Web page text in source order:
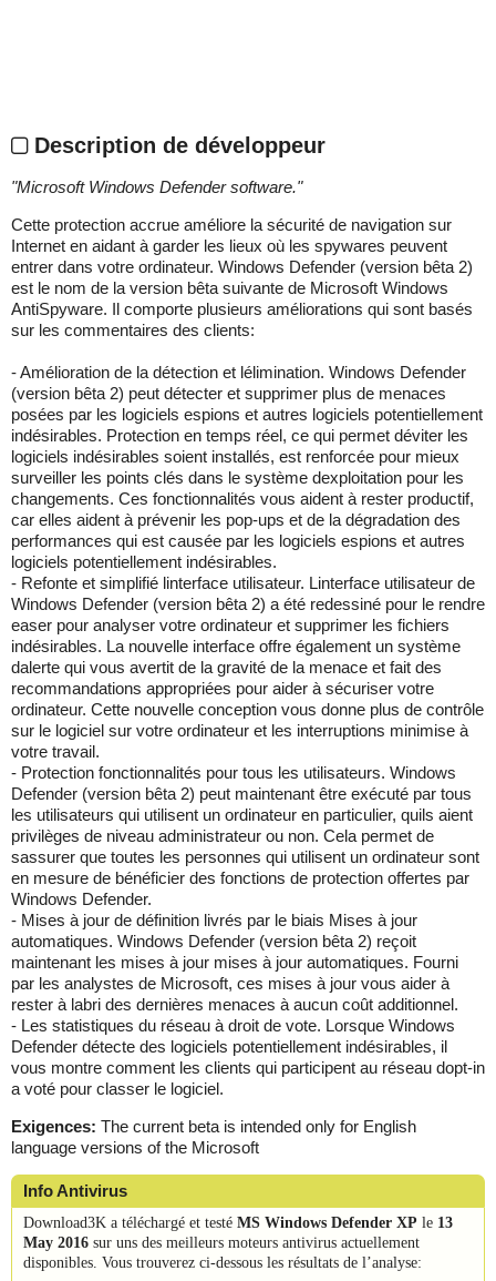
Description de développeur
"Microsoft Windows Defender software."
Cette protection accrue améliore la sécurité de navigation sur
Internet en aidant à garder les lieux où les spywares peuvent
entrer dans votre ordinateur. Windows Defender (version bêta 2)
est le nom de la version bêta suivante de Microsoft Windows
AntiSpyware. Il comporte plusieurs améliorations qui sont basés
sur les commentaires des clients:
- Amélioration de la détection et lélimination. Windows Defender
(version bêta 2) peut détecter et supprimer plus de menaces
posées par les logiciels espions et autres logiciels potentiellement
indésirables. Protection en temps réel, ce qui permet déviter les
logiciels indésirables soient installés, est renforcée pour mieux
surveiller les points clés dans le système dexploitation pour les
changements. Ces fonctionnalités vous aident à rester productif,
car elles aident à prévenir les pop-ups et de la dégradation des
performances qui est causée par les logiciels espions et autres
logiciels potentiellement indésirables.
- Refonte et simplifié linterface utilisateur. Linterface utilisateur de
Windows Defender (version bêta 2) a été redessiné pour le rendre
easer pour analyser votre ordinateur et supprimer les fichiers
indésirables. La nouvelle interface offre également un système
dalerte qui vous avertit de la gravité de la menace et fait des
recommandations appropriées pour aider à sécuriser votre
ordinateur. Cette nouvelle conception vous donne plus de contrôle
sur le logiciel sur votre ordinateur et les interruptions minimise à
votre travail.
- Protection fonctionnalités pour tous les utilisateurs. Windows
Defender (version bêta 2) peut maintenant être exécuté par tous
les utilisateurs qui utilisent un ordinateur en particulier, quils aient
privilèges de niveau administrateur ou non. Cela permet de
sassurer que toutes les personnes qui utilisent un ordinateur sont
en mesure de bénéficier des fonctions de protection offertes par
Windows Defender.
- Mises à jour de définition livrés par le biais Mises à jour
automatiques. Windows Defender (version bêta 2) reçoit
maintenant les mises à jour mises à jour automatiques. Fourni
par les analystes de Microsoft, ces mises à jour vous aider à
rester à labri des dernières menaces à aucun coût additionnel.
- Les statistiques du réseau à droit de vote. Lorsque Windows
Defender détecte des logiciels potentiellement indésirables, il
vous montre comment les clients qui participent au réseau dopt-in
a voté pour classer le logiciel.
Exigences: The current beta is intended only for English
language versions of the Microsoft
Info Antivirus
Download3K a téléchargé et testé MS Windows Defender XP le 13
May 2016 sur uns des meilleurs moteurs antivirus actuellement
disponibles. Vous trouverez ci-dessous les résultats de l’analyse: